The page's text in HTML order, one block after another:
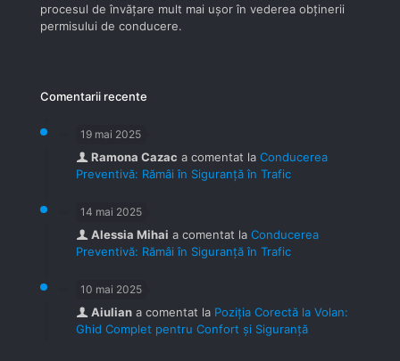
procesul de învăţare mult mai uşor în vederea obţinerii
permisului de conducere.
Comentarii recente
19 mai 2025
Ramona Cazac a comentat la Conducerea
Preventivă: Rămâi în Siguranță în Trafic
14 mai 2025
Alessia Mihai a comentat la Conducerea
Preventivă: Rămâi în Siguranță în Trafic
10 mai 2025
Aiulian a comentat la Poziția Corectă la Volan:
Ghid Complet pentru Confort și Siguranță